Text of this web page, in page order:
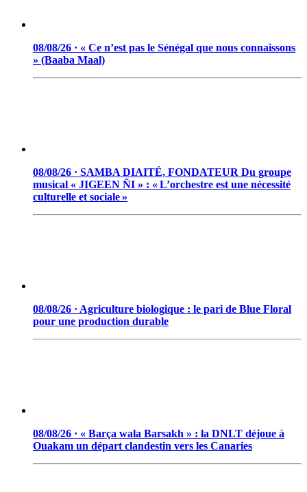
08/08/26 · « Ce n’est pas le Sénégal que nous connaissons
» (Baaba Maal)
08/08/26 · SAMBA DIAITÉ, FONDATEUR Du groupe
musical « JIGEEN ÑI » : « L’orchestre est une nécessité
culturelle et sociale »
08/08/26 · Agriculture biologique : le pari de Blue Floral
pour une production durable
08/08/26 · « Barça wala Barsakh » : la DNLT déjoue à
Ouakam un départ clandestin vers les Canaries